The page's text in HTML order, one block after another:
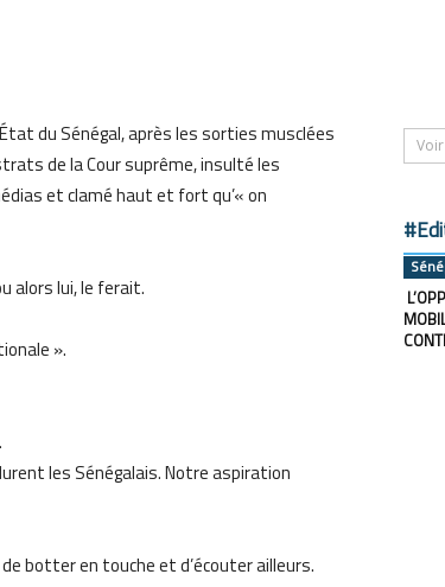
du Sénégal, après les sorties musclées
de la Cour suprême, insulté les
et clamé haut et fort qu’« on
alors lui, le ferait.
».
les Sénégalais. Notre aspiration
botter en touche et d’écouter ailleurs.